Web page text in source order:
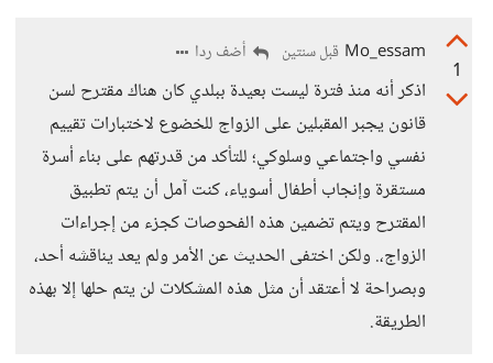
1
Mo_essam قبل سنتين أضف ردا
اذكر أنه منذ فترة ليست بعيدة ببلدي كان هناك مقترح لسن
قانون يجبر المقبلين على الزواج للخضوع لاختبارات تقييم
نفسي واجتماعي وسلوكي؛ للتأكد من قدرتهم على بناء أسرة
مستقرة وإنجاب أطفال أسوياء، كنت آمل أن يتم تطبيق
المقترح ويتم تضمين هذه الفحوصات كجزء من إجراءات
الزواج،. ولكن اختفى الحديث عن الأمر ولم يعد يناقشه أحد،
وبصراحة لا أعتقد أن مثل هذه المشكلات لن يتم حلها إلا بهذه
الطريقة.